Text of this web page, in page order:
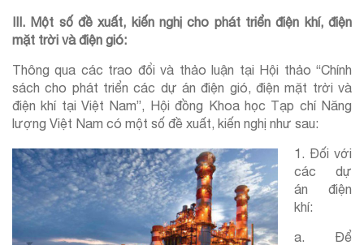
III. Một số đề xuất, kiến nghị cho phát triển điện khí, điện
mặt trời và điện gió:
Thông qua các trao đổi và thảo luận tại Hội thảo “Chính
sách cho phát triển các dự án điện gió, điện mặt trời và
điện khí tại Việt Nam”, Hội đồng Khoa học Tạp chí Năng
lượng Việt Nam có một số đề xuất, kiến nghị như sau:
1. Đối với
các dự
án điện
khí:
a. Để